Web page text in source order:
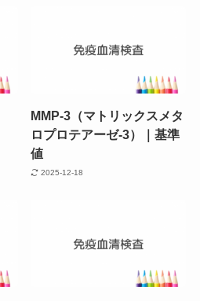
MMP-3（マトリックスメタ
ロプロテアーゼ-3）｜基準
値
2025-12-18